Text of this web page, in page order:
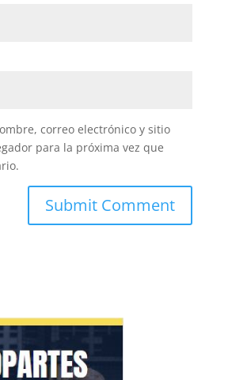
correo electrónico y sitio
para la próxima vez que